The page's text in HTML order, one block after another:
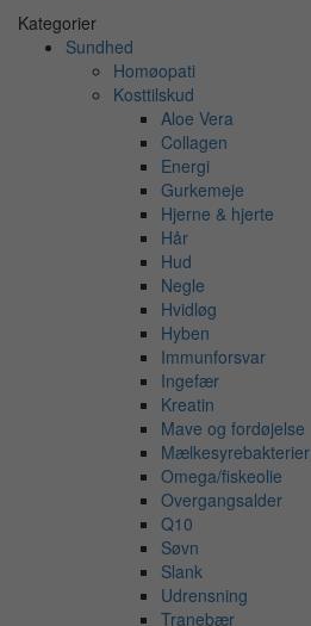
Kategorier
Sundhed
Homøopati
Kosttilskud
Aloe Vera
Collagen
Energi
Gurkemeje
Hjerne & hjerte
Hår
Hud
Negle
Hvidløg
Hyben
Immunforsvar
Ingefær
Kreatin
Mave og fordøjelse
Mælkesyrebakterier
Omega/fiskeolie
Overgangsalder
Q10
Søvn
Slank
Udrensning
Tranebær